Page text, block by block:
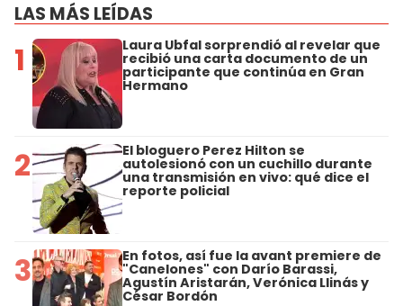
LAS MÁS LEÍDAS
1 Laura Ubfal sorprendió al revelar que
recibió una carta documento de un
participante que continúa en Gran
Hermano
2 El bloguero Perez Hilton se
autolesionó con un cuchillo durante
una transmisión en vivo: qué dice el
reporte policial
3 En fotos, así fue la avant premiere de
"Canelones" con Darío Barassi,
Agustín Aristarán, Verónica Llinás y
César Bordón